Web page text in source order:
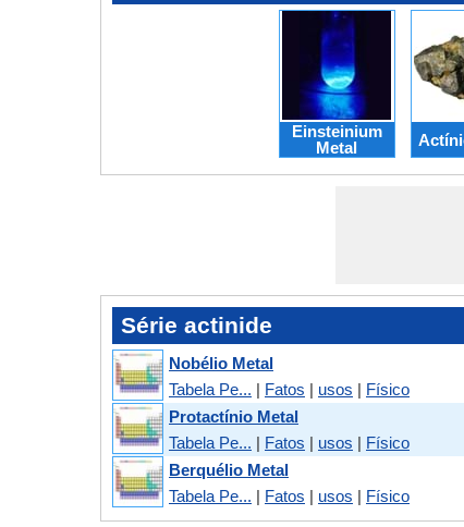
Einsteinium
Metal
Série actinide
Nobélio Metal
Tabela Pe... | Fatos | usos | Físico
Protactínio Metal
Tabela Pe... | Fatos | usos | Físico
Berquélio Metal
Tabela Pe... | Fatos | usos | Físico